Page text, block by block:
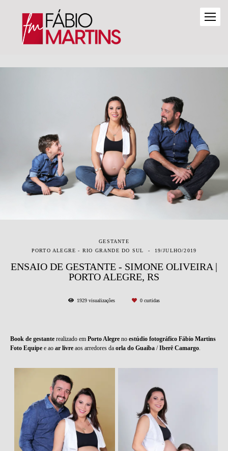
GESTANTE
PORTO ALEGRE - RIO GRANDE DO SUL
19/JULHO/2019
ENSAIO DE GESTANTE - SIMONE OLIVEIRA |
PORTO ALEGRE, RS
1929 visualizações 0 curtidas
Book de gestante realizado em Porto Alegre no estúdio fotográfico Fábio Martins
Foto Equipe e ao ar livre aos arredores da orla do Guaíba /Iberê Camargo